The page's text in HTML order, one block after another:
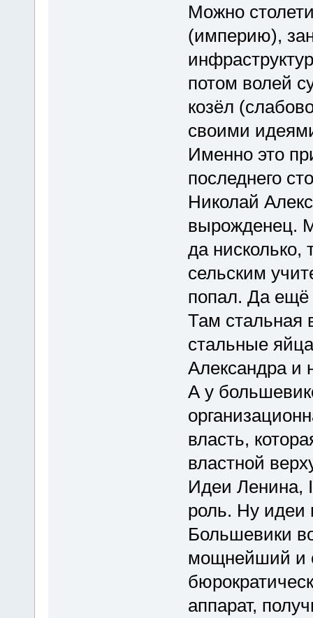
Можно
(империю),
потом волей
козёл
своими
Именно это
последнего
Николай
вырожденец.
да
сельским
попал. Да ещё
Там стальная
стальные
Александра и
А у
власть,
властной
Идеи Ленина,
роль. Ну идеи
Большевики
мощнейший и
аппарат,